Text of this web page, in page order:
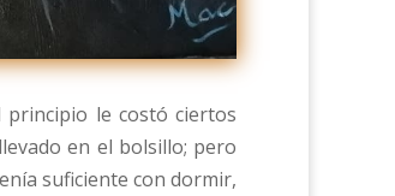
le costó ciertos
en el bolsillo; pero
suficiente con dormir,